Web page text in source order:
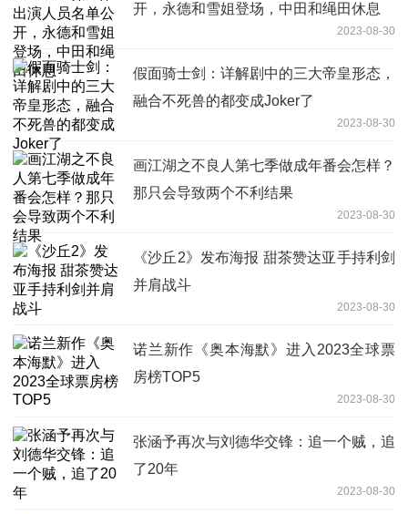
开，永德和雪姐登场，中田和绳田休息
2023-08-30
假面骑士剑：详解剧中的三大帝皇形态，
融合不死兽的都变成Joker了
2023-08-30
画江湖之不良人第七季做成年番会怎样？
那只会导致两个不利结果
2023-08-30
《沙丘2》发布海报 甜茶赞达亚手持利剑
并肩战斗
2023-08-30
诺兰新作《奥本海默》进入2023全球票
房榜TOP5
2023-08-30
张涵予再次与刘德华交锋：追一个贼，追
了20年
2023-08-30